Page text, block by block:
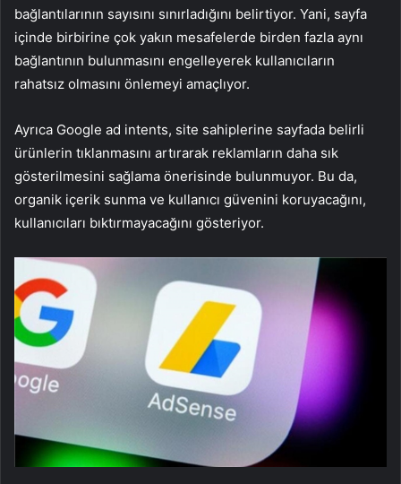
bağlantılarının sayısını sınırladığını belirtiyor. Yani, sayfa
içinde birbirine çok yakın mesafelerde birden fazla aynı
bağlantının bulunmasını engelleyerek kullanıcıların
rahatsız olmasını önlemeyi amaçlıyor.
Ayrıca Google ad intents, site sahiplerine sayfada belirli
ürünlerin tıklanmasını artırarak reklamların daha sık
gösterilmesini sağlama önerisinde bulunmuyor. Bu da,
organik içerik sunma ve kullanıcı güvenini koruyacağını,
kullanıcıları bıktırmayacağını gösteriyor.